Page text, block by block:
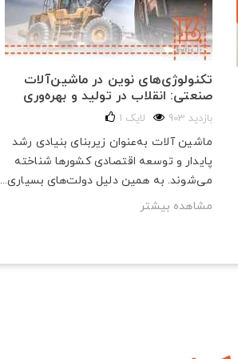
تکنولوژی‌های نوین در ماشین‌آلات
صنعتی: انقلاب در تولید و بهره‌وری
903 بازدید 1 لایک
ماشین آلات به‌عنوان زیربنای بنیادی رشد
پایدار و توسعه اقتصادی کشورها شناخته
می‌شوند. به همین دلیل دولت‌های بسیاری...
مشاهده بیشتر